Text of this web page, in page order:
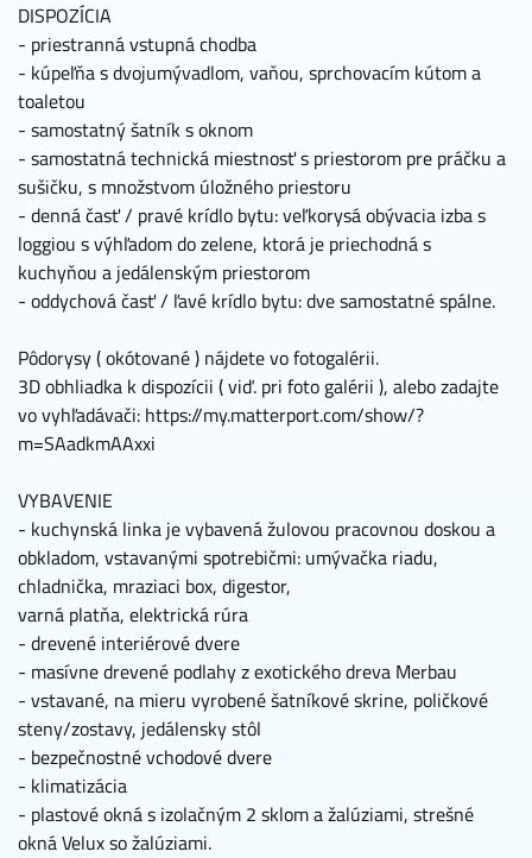
DISPOZÍCIA
- priestranná vstupná chodba
- kúpeľňa s dvojumývadlom, vaňou, sprchovacím kútom a
toaletou
- samostatný šatník s oknom
- samostatná technická miestnosť s priestorom pre práčku a
sušičku, s množstvom úložného priestoru
- denná časť / pravé krídlo bytu: veľkorysá obývacia izba s
loggiou s výhľadom do zelene, ktorá je priechodná s
kuchyňou a jedálenským priestorom
- oddychová časť / ľavé krídlo bytu: dve samostatné spálne.
Pôdorysy ( okótované ) nájdete vo fotogalérii.
3D obhliadka k dispozícii ( viď. pri foto galérii ), alebo zadajte
vo vyhľadávači: https://my.matterport.com/show/?
m=SAadkmAAxxi
VYBAVENIE
- kuchynská linka je vybavená žulovou pracovnou doskou a
obkladom, vstavanými spotrebičmi: umývačka riadu,
chladnička, mraziaci box, digestor,
varná platňa, elektrická rúra
- drevené interiérové dvere
- masívne drevené podlahy z exotického dreva Merbau
- vstavané, na mieru vyrobené šatníkové skrine, poličkové
steny/zostavy, jedálensky stôl
- bezpečnostné vchodové dvere
- klimatizácia
- plastové okná s izolačným 2 sklom a žalúziami, strešné
okná Velux so žalúziami.